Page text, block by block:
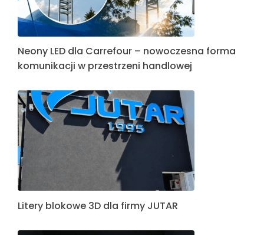
Neony LED dla Carrefour – nowoczesna forma
komunikacji w przestrzeni handlowej
Litery blokowe 3D dla firmy JUTAR